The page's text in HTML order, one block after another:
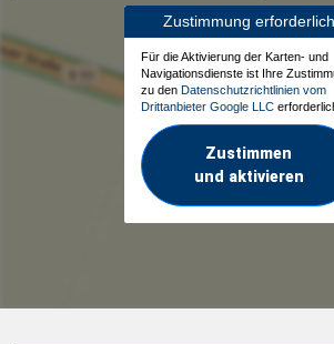
Zustimmung erforderlich
Für die Aktivierung der Karten- und
Navigationsdienste ist Ihre
zu den Datenschutzrichtlinien vom
Drittanbieter Google LLC
Zustimmen
und aktivieren